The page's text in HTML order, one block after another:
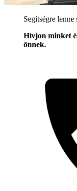
Segítségre lenne
Hívjon minket
önnek.